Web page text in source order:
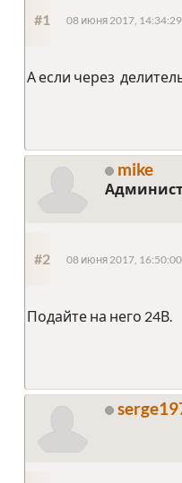
#1 08 июня 2017, 14:34:29
А если через
mike
#2 08 июня 2017, 16:50:00
Подайте на него 24В.